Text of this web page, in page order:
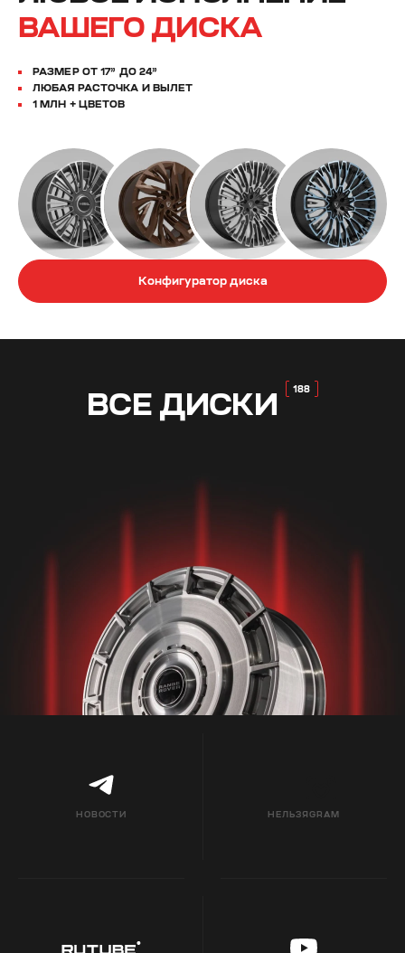
ВАШЕГО ДИСКА
РАЗМЕР ОТ 17” ДО 24”
ЛЮБАЯ РАСТОЧКА И ВЫЛЕТ
1 МЛН + ЦВЕТОВ
Конфигуратор диска
ВСЕ ДИСКИ
НОВОСТИ НЕЛЬЗЯGRAM